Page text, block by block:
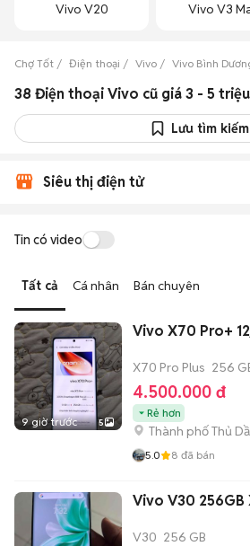
Vivo V20 Vivo V3
Chợ Tốt Điện thoại Vivo Vivo Bình
38 Điện thoại Vivo cũ giá 3 - 5
Lưu tìm kiếm
Siêu thị điện tử
Tin có video
Tất cả Cá nhân Bán chuyên
9 giờ trước 5
Vivo X70 Pro+
X70 Pro Plus 256
4.500.000 đ
Rẻ hơn
Thành phố Thủ
5.0 8 đã bán
Vivo V30 256GB
V30 256 GB